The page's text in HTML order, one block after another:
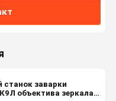
станок заварки
объектива зеркала